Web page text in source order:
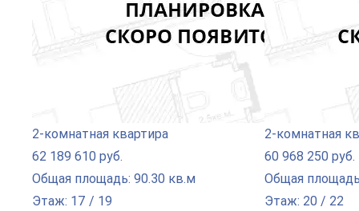
2-комнатная квартира
62 189 610 руб.
Общая площадь: 90.30 кв.м
Этаж: 17 / 19
2-комнатная
60 968 250 руб.
Общая
Этаж: 20 / 22